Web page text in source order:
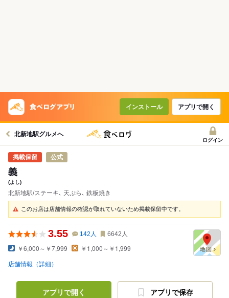
インストール アプリで開く
北新地駅グルメへ
ログイン
公式
義
(よし)
北新地駅/ステーキ､ 天ぷら､ 鉄板焼き
このお店は店舗情報の確認が取れていないため掲載保留中です。
3.55 142 人 6642 人
￥6,000～￥7,999 ￥1,000～￥1,999
店舗情報（詳細）
アプリで開く アプリで保存